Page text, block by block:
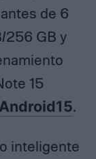
de 6
256 GB y
15
Android15.
inteligente